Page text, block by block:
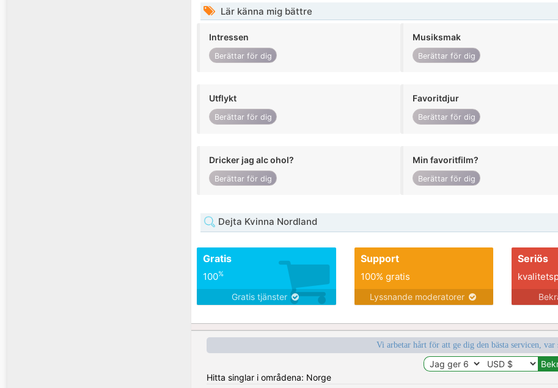
Lär känna mig bättre
Intressen
Berättar för dig
Musiksmak
Berättar för dig
Utflykt
Berättar för dig
Favoritdjur
Berättar för dig
Dricker jag alc ohol?
Berättar för dig
Min favoritfilm?
Berättar för dig
Dejta Kvinna Nordland
Gratis
100%
Gratis tjänster
Support
100% gratis
Lyssnande moderatorer
Seriös
Vi arbetar hårt för att ge dig den bästa servicen, var
Hitta singlar i områdena: Norge